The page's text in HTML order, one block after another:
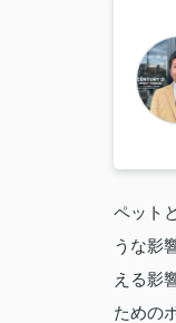
ペット
うな影
える影
ための